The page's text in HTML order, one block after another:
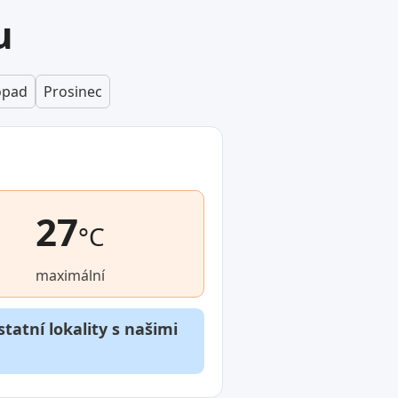
Prosinec
27°C
maximální
lokality s našimi